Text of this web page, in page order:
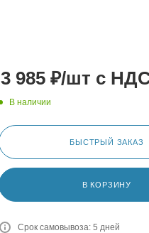
3 985 ₽/шт с
В наличии
БЫСТРЫЙ ЗАКАЗ
В КОРЗИНУ
Срок самовывоза: 5 дней